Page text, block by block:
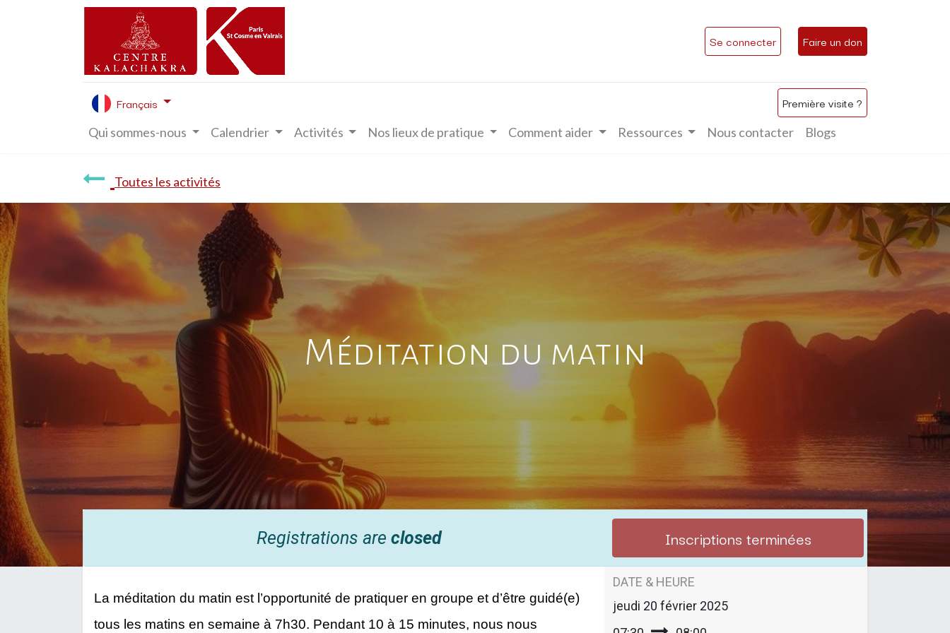
Se connecter Faire un don
Français Première visite ?
Qui sommes-nous Calendrier Activités Nos lieux de pratique Comment aider Ressources Nous contacter Blogs
Toutes les activités
Méditation du matin
Registrations are closed Inscriptions terminées
La méditation du matin est l’opportunité de pratiquer en groupe et d’être guidé(e)
tous les matins en semaine à 7h30. Pendant 10 à 15 minutes, nous nous
DATE & HEURE
jeudi 20 février 2025